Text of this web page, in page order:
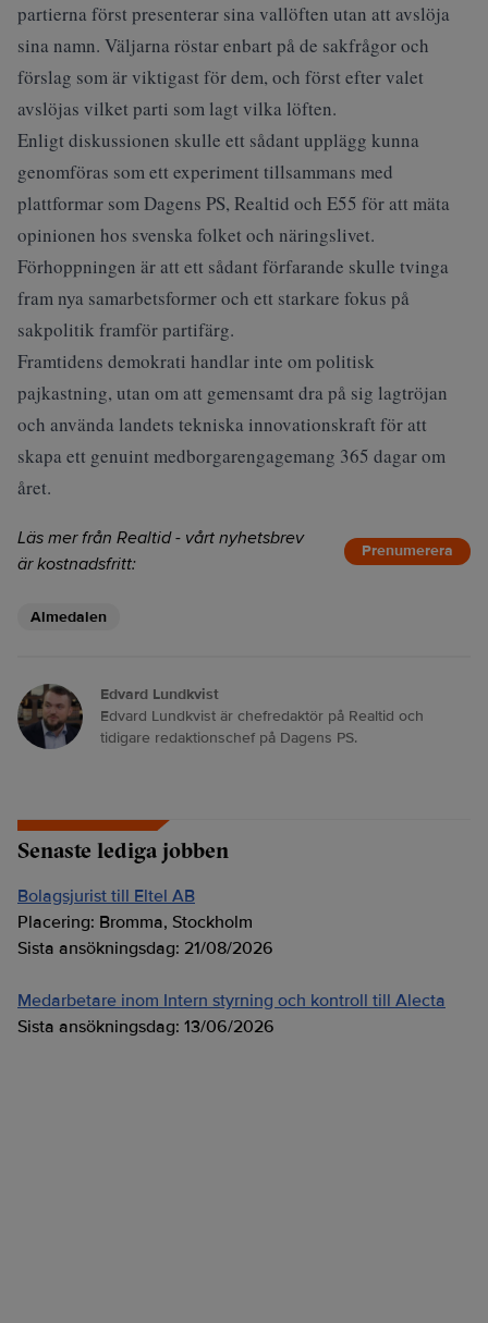
partierna först presenterar sina vallöften utan att avslöja
sina namn. Väljarna röstar enbart på de sakfrågor och
förslag som är viktigast för dem, och först efter valet
avslöjas vilket parti som lagt vilka löften.
Enligt diskussionen skulle ett sådant upplägg kunna
genomföras som ett experiment tillsammans med
plattformar som Dagens PS, Realtid och E55 för att mäta
opinionen hos svenska folket och näringslivet.
Förhoppningen är att ett sådant förfarande skulle tvinga
fram nya samarbetsformer och ett starkare fokus på
sakpolitik framför partifärg.
Framtidens demokrati handlar inte om politisk
pajkastning, utan om att gemensamt dra på sig lagtröjan
och använda landets tekniska innovationskraft för att
skapa ett genuint medborgarengagemang 365 dagar om
året.
Läs mer från Realtid - vårt nyhetsbrev
är kostnadsfritt:
Prenumerera
Almedalen
Edvard Lundkvist
Edvard Lundkvist är chefredaktör på Realtid och
tidigare redaktionschef på Dagens PS.
Senaste lediga jobben
Bolagsjurist till Eltel AB
Placering: Bromma, Stockholm
Sista ansökningsdag: 21/08/2026
Medarbetare inom Intern styrning och kontroll till Alecta
Sista ansökningsdag: 13/06/2026